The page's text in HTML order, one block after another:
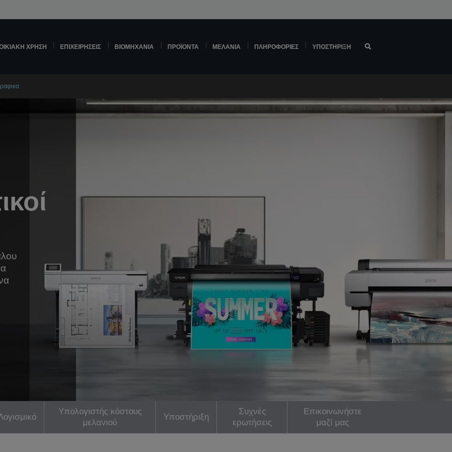
ΧΡΉΣΗ ΕΠΙΧΕΙΡΉΣΕΙΣ ΒΙΟΜΗΧΑΝΊΑ ΠΡΟΪΌΝΤΑ ΜΕΛΆΝΙΑ ΠΛΗΡΟΦΟΡΊΕΣ ΥΠΟΣΤΉΡΙΞΗ
Υπολογιστής κόστους
μελανιού
Υποστήριξη
Συχνές
ερωτήσεις
Επικοινωνήστε
μαζί μας